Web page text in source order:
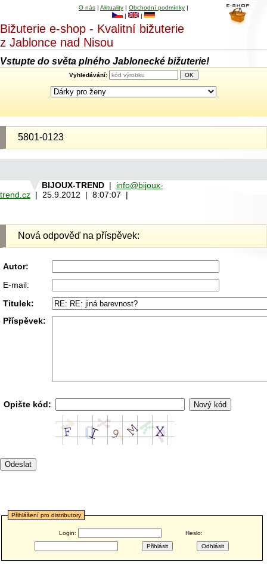
O nás | Aktuality | Obchodní podmínky |
|
|
Bižuterie e-shop - Kvalitní bižuterie
z Jablonce nad Nisou
Vstupte do světa plného Jablonecké bižuterie!
Vyhledávání:
5801-0123
BIJOUX-TREND | info@bijoux-
trend.cz | 25.9.2012 | 8:07:07 |
Nová odpověď na příspěvek:
Autor:
E-mail:
Titulek:
Příspěvek:
Opište kód:
Přihlášení pro distributory
Login: Heslo: